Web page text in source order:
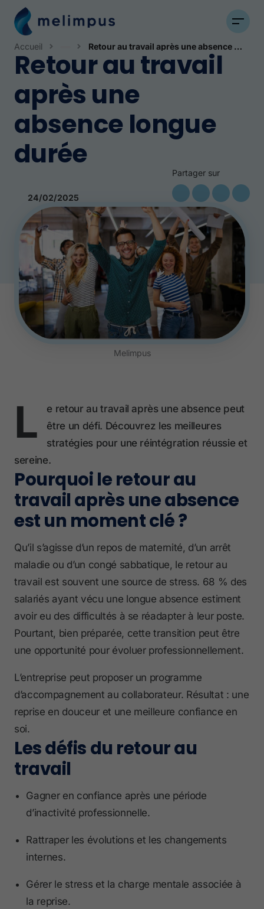
Accueil
Actualités
Retour au travail après une absence longue durée
Retour au travail
après une
absence longue
durée
24/02/2025
Partager sur
Melimpus
L
e retour au travail après une absence peut
être un défi. Découvrez les meilleures
stratégies pour une réintégration réussie et
sereine.
Pourquoi le retour au
travail après une absence
est un moment clé ?
Qu’il s’agisse d’un repos de maternité, d’un arrêt
maladie ou d’un congé sabbatique, le retour au
travail est souvent une source de stress. 68 % des
salariés ayant vécu une longue absence estiment
avoir eu des difficultés à se réadapter à leur poste.
Pourtant, bien préparée, cette transition peut être
une opportunité pour évoluer professionnellement.
L’entreprise peut proposer un programme
d’accompagnement au collaborateur. Résultat : une
reprise en douceur et une meilleure confiance en
soi.
Les défis du retour au
travail
Gagner en confiance après une période
d’inactivité professionnelle.
Rattraper les évolutions et les changements
internes.
Gérer le stress et la charge mentale associée à
la reprise.